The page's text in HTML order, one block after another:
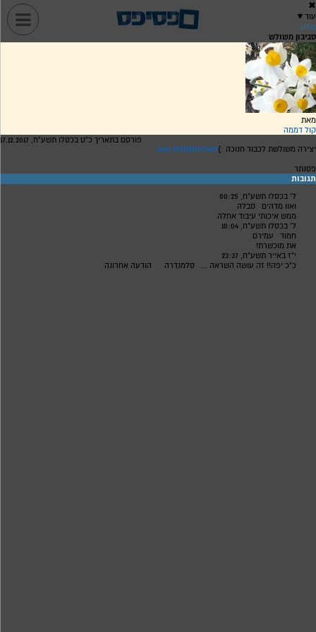
✖
עוד ▼
שמע
סביבון משולש
מאת
קול דממה
פורסם בתאריך כ"ט בכסלו תשע"ח, 17.12.2017
יצירה משולשת לכבוד חנוכה :)20171217173409.wav
פסנתר
תגובות
ל' בכסלו תשע"ח, 00:25
ואוו מדהים
סבלה
ממש איכותי עיבוד אחלה
ל' בכסלו תשע"ח, 10:04
חמוד
עמירם
את מוכשרת!
י"ז באייר תשע"ח, 23:37
כ"כ יפה!! זה עושה השראה ...
סלמנדרה הודעה אחרונה